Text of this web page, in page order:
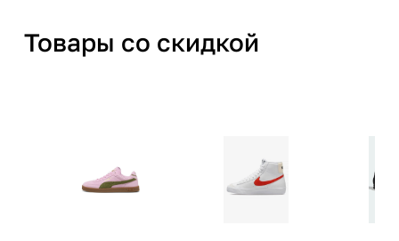
Товары со скидкой